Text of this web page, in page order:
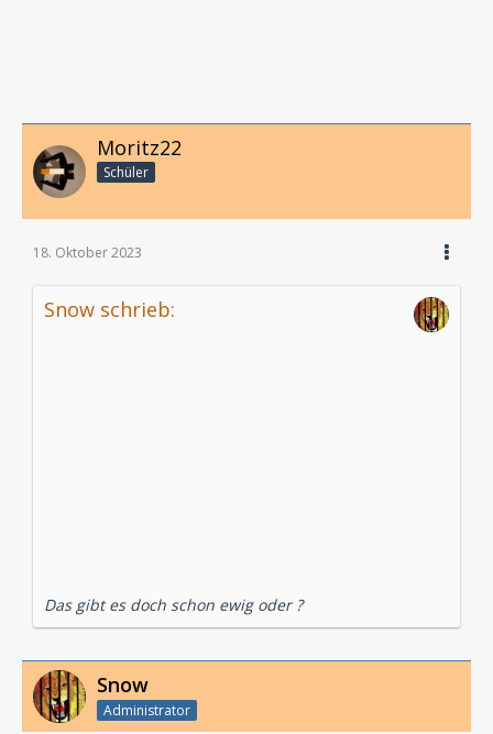
Moritz22
Schüler
18. Oktober 2023
Snow schrieb:
Das gibt es doch schon ewig oder ?
Snow
Administrator